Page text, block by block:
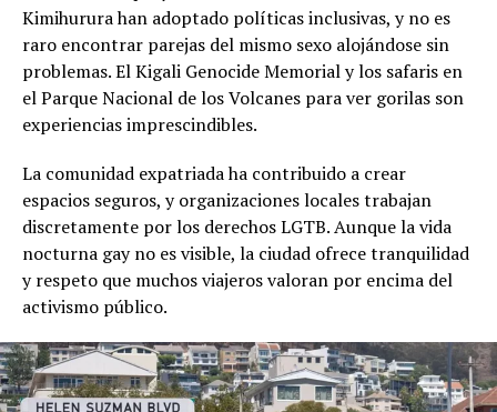
Kimihurura han adoptado políticas inclusivas, y no es
raro encontrar parejas del mismo sexo alojándose sin
problemas. El Kigali Genocide Memorial y los safaris en
el Parque Nacional de los Volcanes para ver gorilas son
experiencias imprescindibles.
La comunidad expatriada ha contribuido a crear
espacios seguros, y organizaciones locales trabajan
discretamente por los derechos LGTB. Aunque la vida
nocturna gay no es visible, la ciudad ofrece tranquilidad
y respeto que muchos viajeros valoran por encima del
activismo público.